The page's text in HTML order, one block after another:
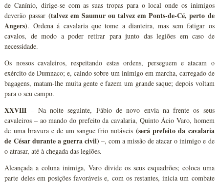
de Canínio, dirige-se com as suas tropas para o local onde os inimigos
deverão passar (talvez em Saumur ou talvez em Ponts-de-Cé, perto de
Angers). Ordena á cavalaria que tome a dianteira, mas sem fatigar os
cavalos, de modo a poder retirar para junto das legiões em caso de
necessidade.
Os nossos cavaleiros, respeitando estas ordens, perseguem e atacam o
exército de Dumnaco; e, caindo sobre um inimigo em marcha, carregado de
bagagens, matam-lhe muita gente e fazem um grande saque; depois voltam
para o seu campo.
XXVIII – Na noite seguinte, Fábio de novo envia na frente os seus
cavaleiros – ao mando do prefeito da cavalaria, Quinto Ácio Varo, homem
de uma bravura e de um sangue frio notáveis(será prefeito da cavalaria
de César durante a guerra civil) –, com a missão de atacar o inimigo e de
o atrasar, até à chegada das legiões.
Alcançada a coluna inimiga, Varo divide os seus esquadrões; coloca uma
parte deles em posições favoráveis e, com os restantes, inicia um combate